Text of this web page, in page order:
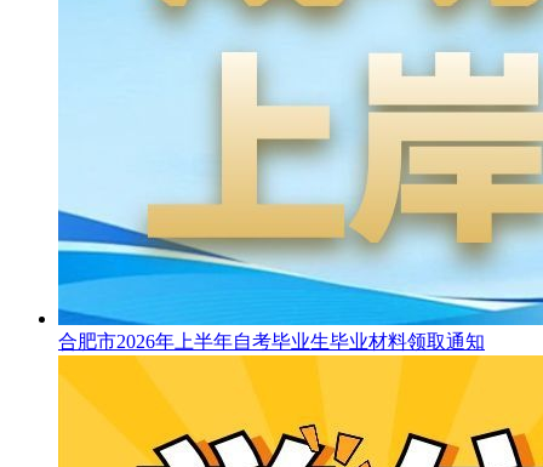
合肥市2026年上半年自考毕业生毕业材料领取通知